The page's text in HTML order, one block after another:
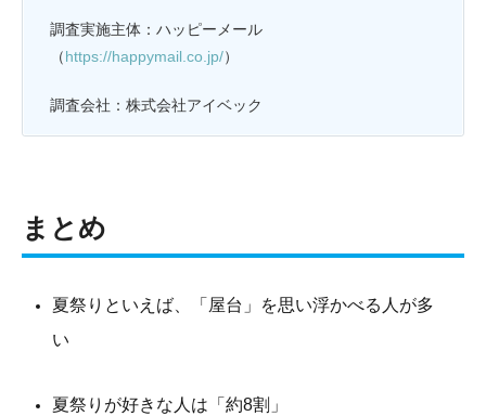
調査実施主体：ハッピーメール
（https://happymail.co.jp/）
調査会社：株式会社アイベック
まとめ
夏祭りといえば、「屋台」を思い浮かべる人が多
い
夏祭りが好きな人は「約8割」